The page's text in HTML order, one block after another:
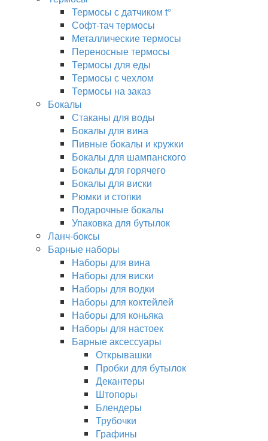
Термосы с датчиком t°
Софт-тач термосы
Металлические термосы
Переносные термосы
Термосы для еды
Термосы с чехлом
Термосы на заказ
Бокалы
Стаканы для воды
Бокалы для вина
Пивные бокалы и кружки
Бокалы для шампанского
Бокалы для горячего
Бокалы для виски
Рюмки и стопки
Подарочные бокалы
Упаковка для бутылок
Ланч-боксы
Барные наборы
Наборы для вина
Наборы для виски
Наборы для водки
Наборы для коктейлей
Наборы для коньяка
Наборы для настоек
Барные аксессуары
Открывашки
Пробки для бутылок
Декантеры
Штопоры
Блендеры
Трубочки
Графины